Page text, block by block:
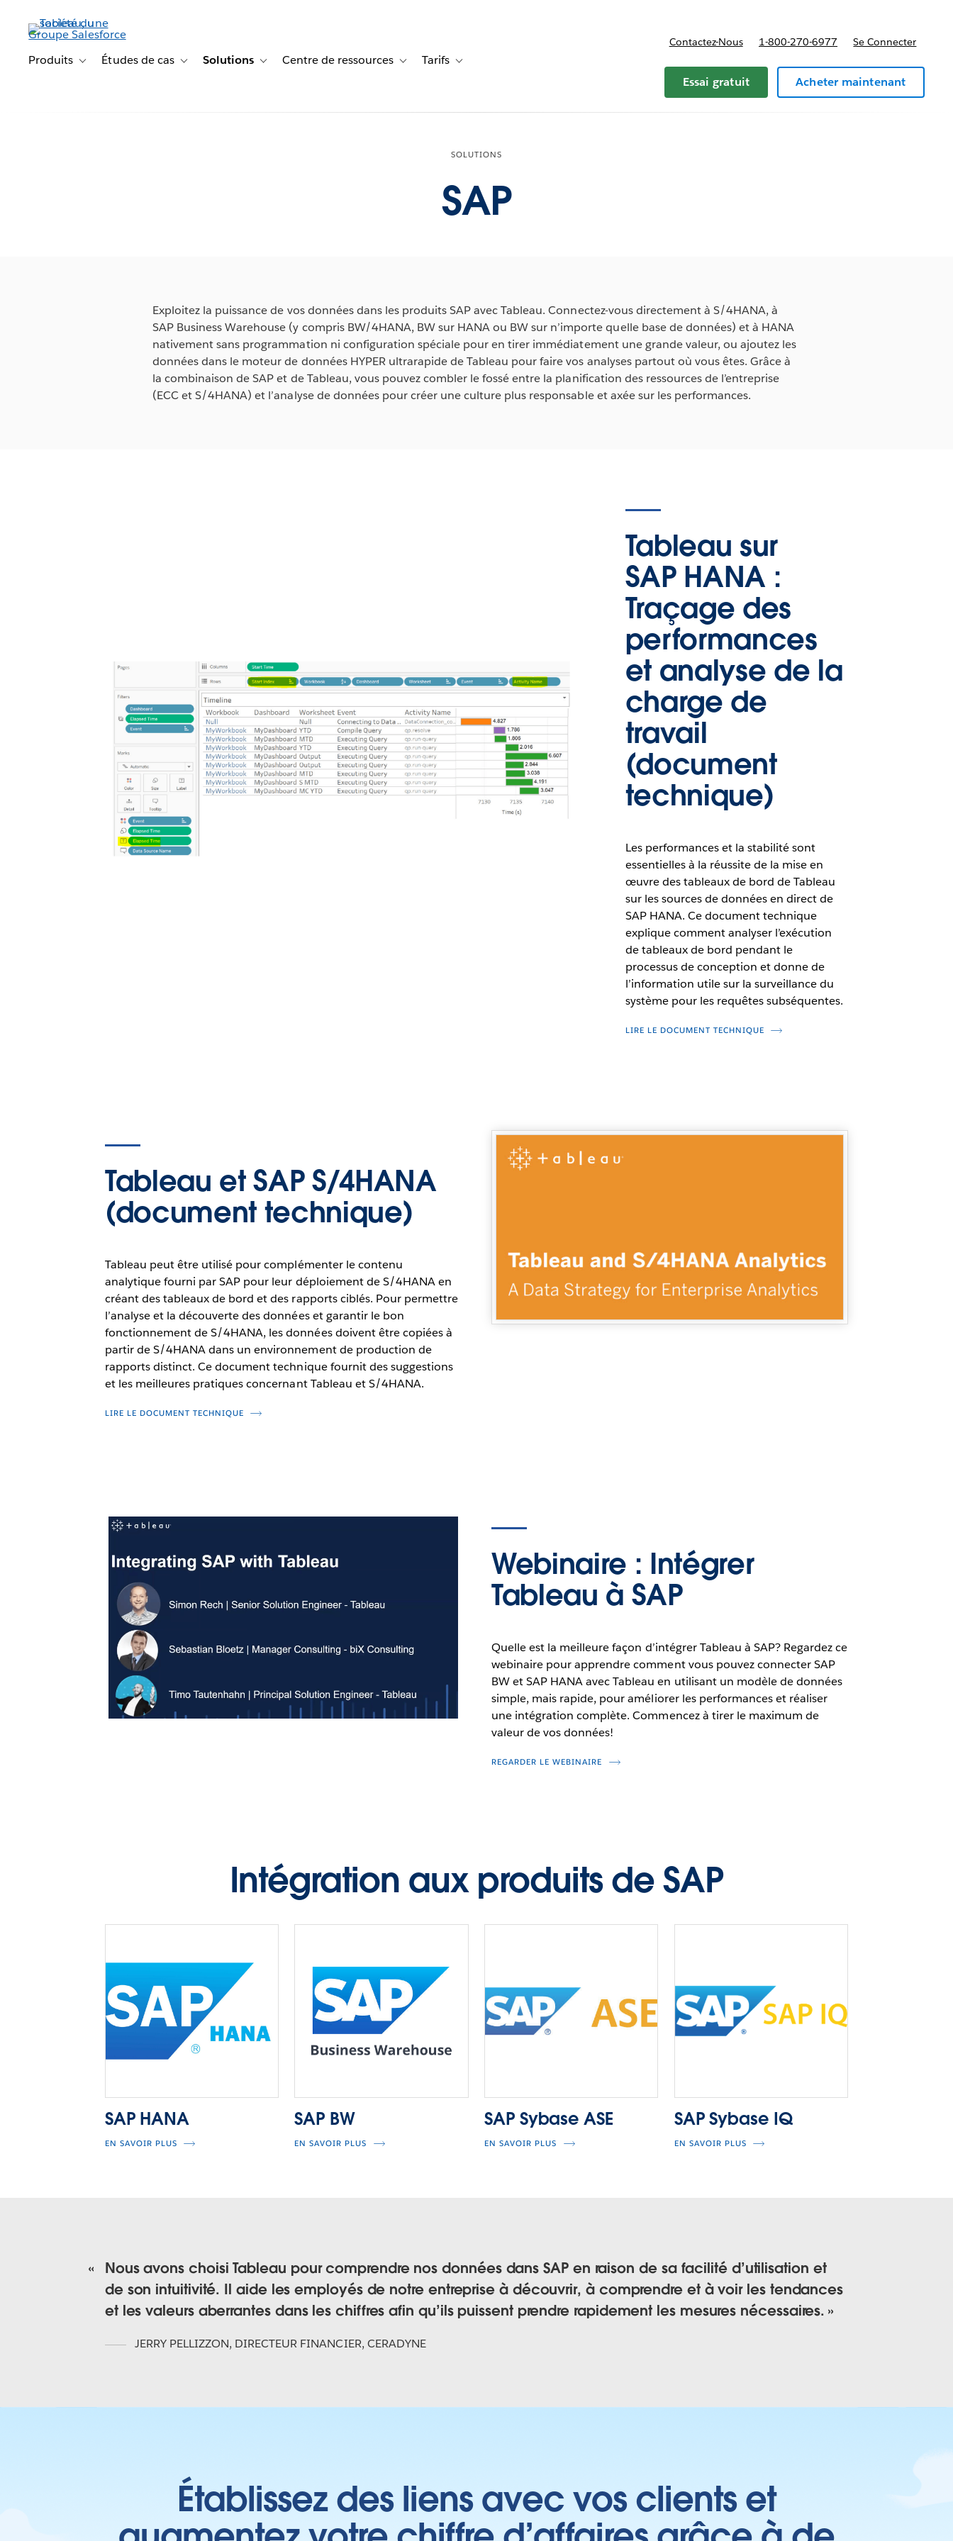
contenu
principalProduits Toggle sub-navigation for Produits
Études de cas Toggle sub-navigation for Études de cas
Solutions Toggle sub-navigation for Solutions
Centre de ressources Toggle sub-navigation for Centre de ressources
Tarifs Toggle sub-navigation for Tarifs
Contactez-Nous 1-800-270-6977 Se Connecter
Essai gratuit Acheter maintenant
SOLUTIONS
SAP
Exploitez la puissance de vos données dans les produits SAP avec Tableau. Connectez-vous directement à S/4HANA, à
SAP Business Warehouse (y compris BW/4HANA, BW sur HANA ou BW sur n’importe quelle base de données) et à HANA
nativement sans programmation ni configuration spéciale pour en tirer immédiatement une grande valeur, ou ajoutez les
données dans le moteur de données HYPER ultrarapide de Tableau pour faire vos analyses partout où vous êtes. Grâce à
la combinaison de SAP et de Tableau, vous pouvez combler le fossé entre la planification des ressources de l’entreprise
(ECC et S/4HANA) et l’analyse de données pour créer une culture plus responsable et axée sur les performances.
Tableau sur
SAP HANA :
Traçage des
performances
et analyse de la
charge de
travail
(document
technique)
Les performances et la stabilité sont
essentielles à la réussite de la mise en
œuvre des tableaux de bord de Tableau
sur les sources de données en direct de
SAP HANA. Ce document technique
explique comment analyser l’exécution
de tableaux de bord pendant le
processus de conception et donne de
l’information utile sur la surveillance du
système pour les requêtes subséquentes.
LIRE LE DOCUMENT TECHNIQUE
Tableau et SAP S/4HANA
(document technique)
Tableau peut être utilisé pour complémenter le contenu
analytique fourni par SAP pour leur déploiement de S/4HANA en
créant des tableaux de bord et des rapports ciblés. Pour permettre
l’analyse et la découverte des données et garantir le bon
fonctionnement de S/4HANA, les données doivent être copiées à
partir de S/4HANA dans un environnement de production de
rapports distinct. Ce document technique fournit des suggestions
et les meilleures pratiques concernant Tableau et S/4HANA.
LIRE LE DOCUMENT TECHNIQUE
Webinaire : Intégrer
Tableau à SAP
Quelle est la meilleure façon d’intégrer Tableau à SAP? Regardez ce
webinaire pour apprendre comment vous pouvez connecter SAP
BW et SAP HANA avec Tableau en utilisant un modèle de données
simple, mais rapide, pour améliorer les performances et réaliser
une intégration complète. Commencez à tirer le maximum de
valeur de vos données!
REGARDER LE WEBINAIRE
Intégration aux produits de SAP
SAP HANA
EN SAVOIR PLUS
SAP BW
EN SAVOIR PLUS
SAP Sybase ASE
EN SAVOIR PLUS
SAP Sybase IQ
EN SAVOIR PLUS
Nous avons choisi Tableau pour comprendre nos données dans SAP en raison de sa facilité d’utilisation et
de son intuitivité. Il aide les employés de notre entreprise à découvrir, à comprendre et à voir les tendances
et les valeurs aberrantes dans les chiffres afin qu’ils puissent prendre rapidement les mesures nécessaires.
JERRY PELLIZZON, DIRECTEUR FINANCIER, CERADYNE
Établissez des liens avec vos clients et